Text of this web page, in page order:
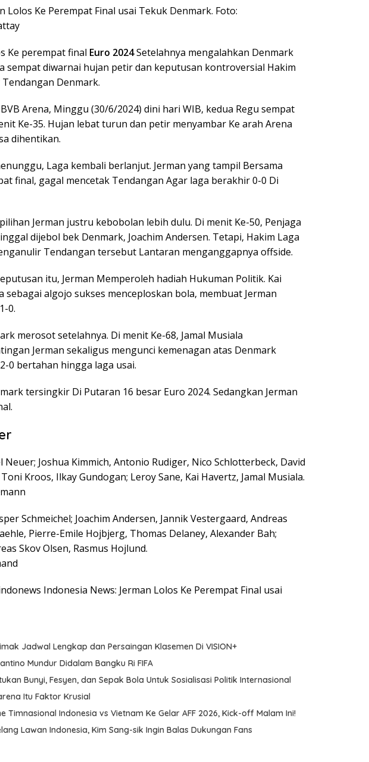
Lolos Ke Perempat Final usai Tekuk Denmark. Foto:
Ke perempat final Euro 2024Setelahnya mengalahkan Denmark
sempat diwarnai hujan petir dan keputusan kontroversial Hakim
Denmark.
Arena, Minggu (30/6/2024) dini hari WIB, kedua Regu sempat
Ke-35. Hujan lebat turun dan petir menyambar Ke arah Arena
dihentikan.
Laga kembali berlanjut. Jerman yang tampil Bersama
final, gagal mencetak Tendangan Agar laga berakhir 0-0 Di
Jerman justru kebobolan lebih dulu. Di menit Ke-50, Penjaga
dijebol bek Denmark, Joachim Andersen. Tetapi, Hakim Laga
Tendangan tersebut Lantaran menganggapnya offside.
itu, Jerman Memperoleh hadiah Hukuman Politik. Kai
sebagai algojo sukses menceploskan bola, membuat Jerman
0.
merosot setelahnya. Di menit Ke-68, Jamal Musiala
Jerman sekaligus mengunci kemenagan atas Denmark
0 bertahan hingga laga usai.
tersingkir Di Putaran 16 besar Euro 2024. Sedangkan Jerman
Neuer; Joshua Kimmich, Antonio Rudiger, Nico Schlotterbeck, David
Kroos, Ilkay Gundogan; Leroy Sane, Kai Havertz, Jamal Musiala.
Schmeichel; Joachim Andersen, Jannik Vestergaard, Andreas
Pierre-Emile Hojbjerg, Thomas Delaney, Alexander Bah;
Skov Olsen, Rasmus Hojlund.
Indonesia News: Jerman Lolos Ke Perempat Final usai
Jadwal Lengkap dan Persaingan Klasemen Di VISION+
Mundur Didalam Bangku Ri FIFA
Bunyi, Fesyen, dan Sepak Bola Untuk Sosialisasi Politik Internasional
Itu Faktor Krusial
Timnasional Indonesia vs Vietnam Ke Gelar AFF 2026, Kick-off Malam Ini!
Lawan Indonesia, Kim Sang-sik Ingin Balas Dukungan Fans